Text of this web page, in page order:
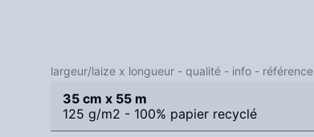
largeur/laize x longueur - qualité - info - référence
35 cm x 55 m
125 g/m2 - 100% papier recyclé